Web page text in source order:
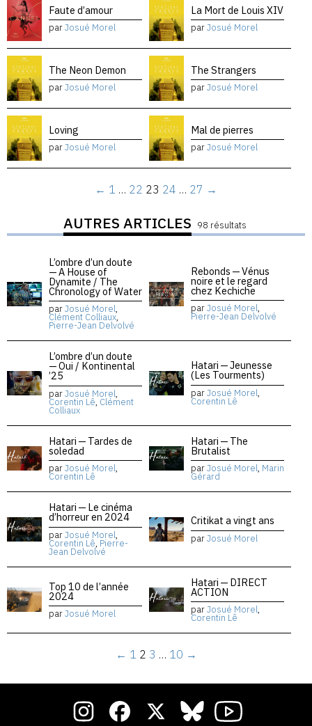
Faute d’amour
parJosué Morel
La Mort de Louis XIV
parJosué Morel
The Neon Demon
parJosué Morel
The Strangers
parJosué Morel
Loving
parJosué Morel
Mal de pierres
parJosué Morel
← 1 … 22 23 24 … 27 →
AUTRES ARTICLES 98 résultats
L’ombre d’un doute
— A House of
Dynamite / The
Chronology of Water
parJosué Morel,
Clément Colliaux,
Pierre-Jean Delvolvé
Rebonds — Vénus
noire et le regard
chez Kechiche
parJosué Morel,
Pierre-Jean Delvolvé
L’ombre d’un doute
— Oui / Kontinental
’25
parJosué Morel,
Corentin Lê, Clément
Colliaux
Hatari — Jeunesse
(Les Tourments)
parJosué Morel,
Corentin Lê
Hatari — Tardes de
soledad
parJosué Morel,
Corentin Lê
Hatari — The
Brutalist
parJosué Morel, Marin
Gérard
Hatari — Le cinéma
d’horreur en 2024
parJosué Morel,
Corentin Lê, Pierre-
Jean Delvolvé
Critikat a vingt ans
parJosué Morel
Top 10 de l’année
2024
parJosué Morel
Hatari — DIRECT
ACTION
parJosué Morel,
Corentin Lê
← 1 2 3 … 10 →